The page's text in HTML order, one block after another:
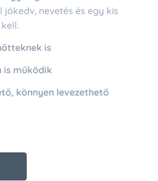
jókedv, nevetés és egy kis
is
is működik
könnyen levezethető